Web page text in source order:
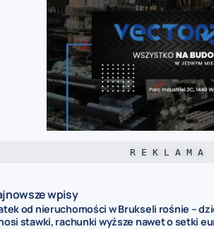
R E K L A M A
wpisy
od nieruchomości w Brukseli rośnie –
stawki, rachunki wyższe nawet o setki